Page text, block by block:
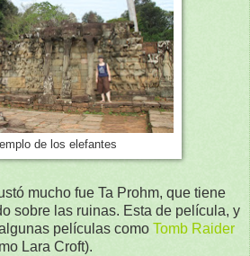
de los elefantes
mucho fue Ta Prohm, que tiene
sobre las ruinas. Esta de película, y
películas como Tomb Raider
Lara Croft).